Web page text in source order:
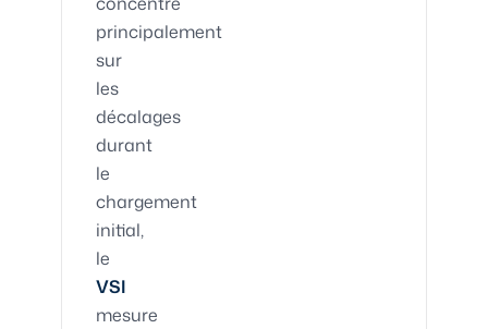
principalement
sur
les
décalages
durant
le
chargement
initial,
le
VSI
mesure